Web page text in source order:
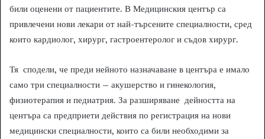
били оценени от пациентите. В Медицинския център са
привлечени нови лекари от най-търсените специалности, сред
които кардиолог, хирург, гастроентеролог и съдов хирург.
Тя сподели, че преди нейното назначаване в центъра е имало
само три специалности – акушерство и гинекология,
физиотерапия и педиатрия. За разширяване дейността на
центъра са предприети действия по регистрация на нови
медицински специалности, които са били необходими за